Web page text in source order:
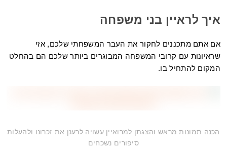
איך לראיין בני משפחה
אם אתם מתכננים לחקור את העבר המשפחתי שלכם, אזי
שראיונות עם קרובי המשפחה המבוגרים ביותר שלכם הם בהחלט
המקום להתחיל בו.
הכנה תמונות מראש והצגתן למרואיין עשויה לרענן את זכרונו ולהעלות
סיפורים נשכחים